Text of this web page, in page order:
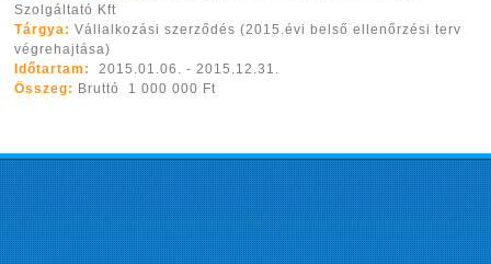
Szolgáltató Kft
Tárgya: Vállalkozási szerződés (2015.évi belső ellenőrzési terv
végrehajtása)
Időtartam:
2015.01.06. - 2015.12.31.
Összeg: Bruttó 1 000 000 Ft